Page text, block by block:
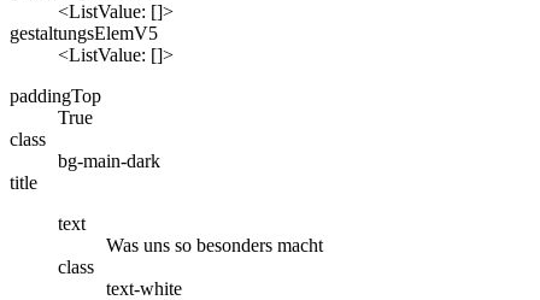
<ListValue: []>
gestaltungsElemV5
<ListValue: []>
paddingTop
True
class
bg-main-dark
title
text
Was uns so besonders macht
class
text-white